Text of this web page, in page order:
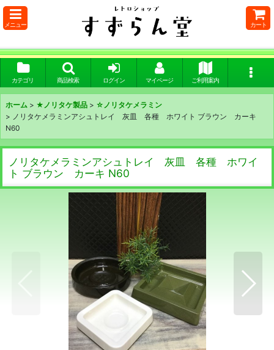
メニュー カート
カテゴリ 商品検索 ログイン マイページ ご利用案内
ホーム > ★ノリタケ製品 > ☆ノリタケメラミン
> ノリタケメラミンアシュトレイ 灰皿 各種 ホワイト ブラウン カーキ
N60
ノリタケメラミンアシュトレイ 灰皿 各種 ホワイ
ト ブラウン カーキ N60